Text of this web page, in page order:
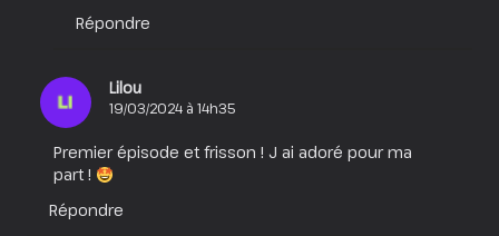
Répondre
Lilou
19/03/2024 à 14h35
Premier épisode et frisson ! J ai adoré pour ma
part !
Répondre